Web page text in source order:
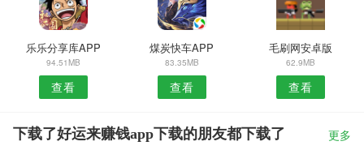
乐乐分享库APP
94.51MB
查看
煤炭快车APP
83.35MB
查看
毛刷网安卓版
62.9MB
查看
下载了好运来赚钱app下载的朋友都下载了 更多